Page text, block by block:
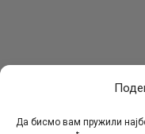
Да бисмо вам пружили